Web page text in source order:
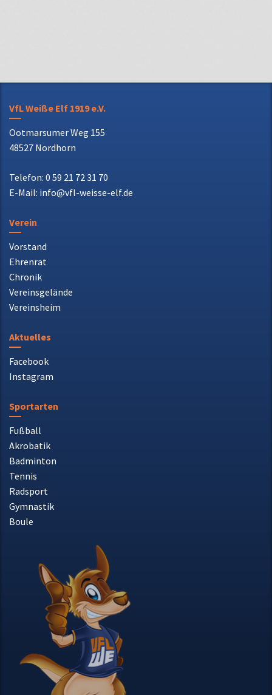
48527 Nordhorn
Telefon: 0 59 21 72 31 70
E-Mail: info@vfl-weisse-elf.de
Verein
Ehrenrat
Chronik
Vereinsgelände
Vereinsheim
Aktuelles
Instagram
Sportarten
Fußball
Akrobatik
Badminton
Tennis
Radsport
Gymnastik
Boule